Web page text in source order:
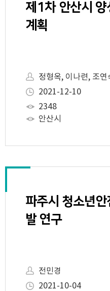
제1차 안산시
계획
정형옥, 이나련, 조연
2021-12-10
2348
안산시
파주시 청소년
발 연구
전민경
2021-10-04